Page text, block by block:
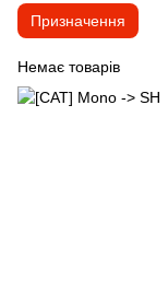
Призначення
Немає товарів